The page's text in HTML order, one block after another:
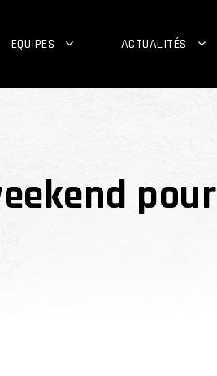
EQUIPES ACTUALITÉS